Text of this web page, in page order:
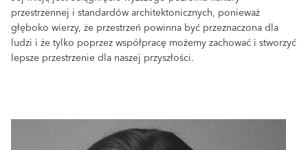
przestrzennej i standardów architektonicznych, ponieważ
głęboko wierzy, że przestrzeń powinna być przeznaczona dla
ludzi i że tylko poprzez współpracę możemy zachować i stworzyć
lepsze przestrzenie dla naszej przyszłości.